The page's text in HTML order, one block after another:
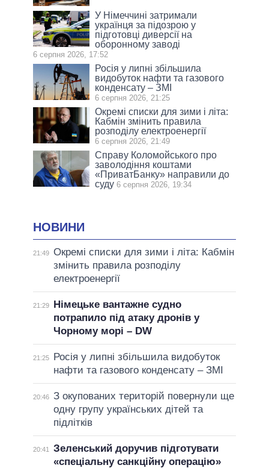
У Німеччині затримали
українця за підозрою у
підготовці диверсії на
оборонному заводі
6 серпня 2026, 17:52
Росія у липні збільшила
видобуток нафти та газового
конденсату – ЗМІ
6 серпня 2026, 21:25
Окремі списки для зими і літа:
Кабмін змінить правила
розподілу електроенергії
6 серпня 2026, 21:49
Справу Коломойського про
заволодіння коштами
«ПриватБанку» направили до
суду 6 серпня 2026, 19:34
НОВИНИ
21:49 Окремі списки для зими і літа: Кабмін
змінить правила розподілу
електроенергії
21:29
Німецьке вантажне судно
потрапило під атаку дронів у
Чорному морі – DW
21:25
Росія у липні збільшила видобуток
нафти та газового конденсату – ЗМІ
20:46 З окупованих територій повернули ще
одну групу українських дітей та
підлітків
20:41
Зеленський доручив підготувати
«спеціальну санкційну операцію»